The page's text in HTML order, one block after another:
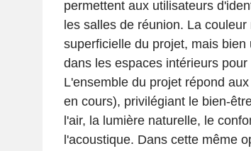
permettent aux utilisateurs
les salles de réunion. La
superficielle du projet, mais
dans les espaces intérieurs
L'ensemble du projet répond
en cours), privilégiant le bien-
l'air, la lumière naturelle, le
l'acoustique. Dans cette même